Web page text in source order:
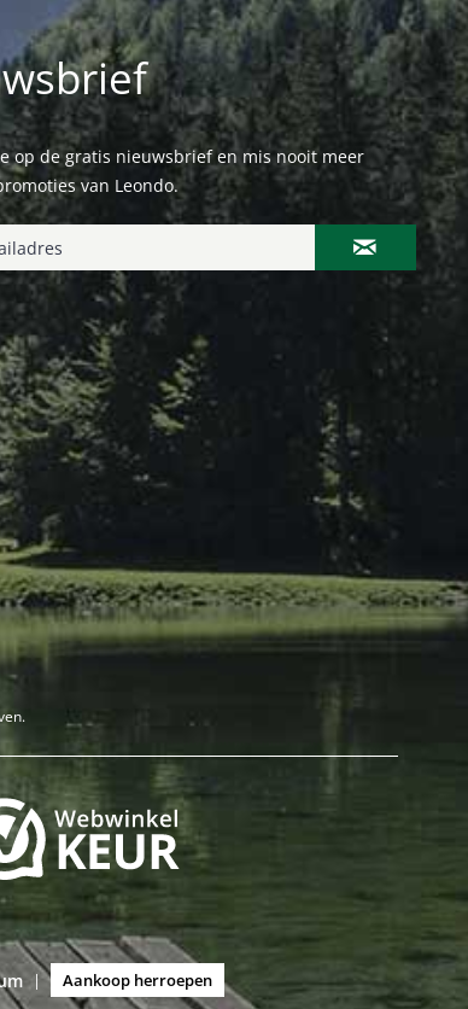
op de gratis nieuwsbrief en mis nooit meer
van Leondo.
| Aankoop herroepen